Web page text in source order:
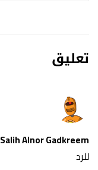
تعليق
Salih Alnor Gadkreem
للرد